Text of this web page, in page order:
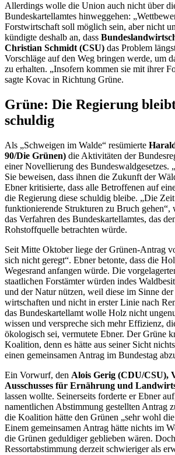
Allerdings wolle die Union auch nicht über
Bundeskartellamtes hinweggehen:
Forstwirtschaft soll möglich sein, aber nicht
kündigte deshalb an, dass
Christian Schmidt (CSU) das Problem
Vorschläge auf den Weg bringen werde, um
zu erhalten. „Insofern kommen sie mit ihrer
sagte Kovac in Richtung Grüne.
Grüne: Die Regierung
schuldig
Als „Schweigen im Walde“ resümierte
90/Die Grünen) die Aktivitäten der
einer Novellierung des Bundeswaldgesetzes.
Sie beweisen, dass ihnen die Zukunft der
Ebner kritisierte, dass alle Betroffenen auf
die Regierung diese schuldig bleibe. „Die
funktionierende Strukturen zu Bruch gehen“,
das Verfahren des Bundeskartellamtes, das
Rohstoffquelle betrachten würde.
Seit Mitte Oktober liege der Grünen-Antrag
sich nicht geregt“. Ebner betonte, dass die
Wegesrand anfangen würde. Die
staatlichen Forstämter würden indes
und der Natur nützen, weil diese im Sinne
wirtschaften und nicht in erster Linie nach
das Bundeskartellamt wolle Holz nicht
wissen und verspreche sich mehr Effizienz,
ökologisch sei, vermutete Ebner. Der Grüne
Koalition, denn es hätte aus seiner Sicht
einen gemeinsamen Antrag im Bundestag
Ein Vorwurf, den Alois Gerig (CDU/CSU),
Ausschusses für Ernährung und
lassen wollte. Seinerseits forderte er Ebner
namentlichen Abstimmung gestellten Antrag
die Koalition hätte den Grünen „sehr wohl
Einem gemeinsamen Antrag hätte nichts im
die Grünen geduldiger geblieben wären.
Ressortabstimmung derzeit schwieriger als